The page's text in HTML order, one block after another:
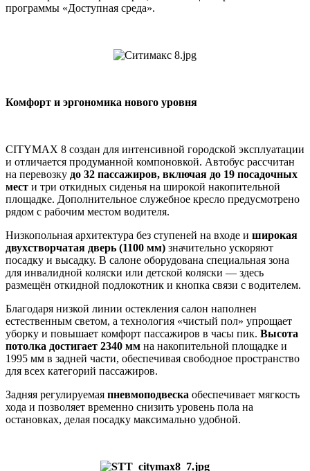
программы «Доступная среда».
Комфорт и эргономика нового уровня
CITYMAX 8 создан для интенсивной городской эксплуатации
и отличается продуманной компоновкой. Автобус рассчитан
на перевозку до 32 пассажиров, включая до 19 посадочных
мест и три откидных сиденья на широкой накопительной
площадке. Дополнительное служебное кресло предусмотрено
рядом с рабочим местом водителя.
Низкопольная архитектура без ступеней на входе и широкая
двухстворчатая дверь (1100 мм) значительно ускоряют
посадку и высадку. В салоне оборудована специальная зона
для инвалидной коляски или детской коляски — здесь
размещён откидной подлокотник и кнопка связи с водителем.
Благодаря низкой линии остекления салон наполнен
естественным светом, а технология «чистый пол» упрощает
уборку и повышает комфорт пассажиров в часы пик. Высота
потолка достигает 2340 мм на накопительной площадке и
1995 мм в задней части, обеспечивая свободное пространство
для всех категорий пассажиров.
Задняя регулируемая пневмоподвеска обеспечивает мягкость
хода и позволяет временно снизить уровень пола на
остановках, делая посадку максимально удобной.